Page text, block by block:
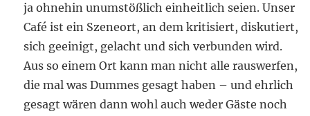
ja ohnehin unumstößlich einheitlich seien. Unser
Café ist ein Szeneort, an dem kritisiert, diskutiert,
sich geeinigt, gelacht und sich verbunden wird.
Aus so einem Ort kann man nicht alle rauswerfen,
die mal was Dummes gesagt haben – und ehrlich
gesagt wären dann wohl auch weder Gäste noch